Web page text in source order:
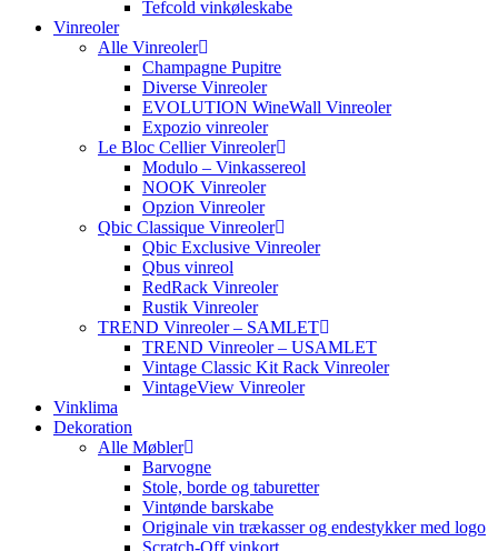
Tefcold vinkøleskabe
Vinreoler
Alle Vinreoler
Champagne Pupitre
Diverse Vinreoler
EVOLUTION WineWall Vinreoler
Expozio vinreoler
Le Bloc Cellier Vinreoler
Modulo – Vinkassereol
NOOK Vinreoler
Opzion Vinreoler
Qbic Classique Vinreoler
Qbic Exclusive Vinreoler
Qbus vinreol
RedRack Vinreoler
Rustik Vinreoler
TREND Vinreoler – SAMLET
TREND Vinreoler – USAMLET
Vintage Classic Kit Rack Vinreoler
VintageView Vinreoler
Vinklima
Dekoration
Alle Møbler
Barvogne
Stole, borde og taburetter
Vintønde barskabe
Originale vin trækasser og endestykker med logo
Scratch-Off vinkort